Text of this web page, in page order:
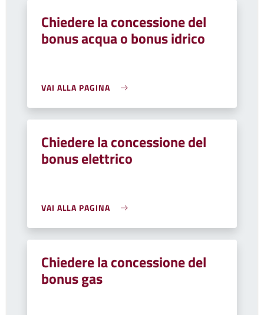
Chiedere la concessione del
bonus acqua o bonus idrico
VAI ALLA PAGINA
Chiedere la concessione del
bonus elettrico
VAI ALLA PAGINA
Chiedere la concessione del
bonus gas